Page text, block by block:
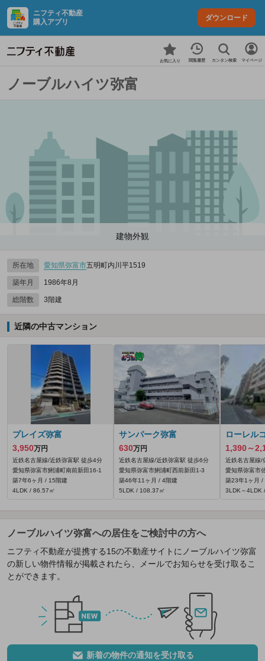
ニフティ不動産
購入アプリ
ダウンロード
お気に入り 閲覧履歴 カンタン検索 マイページ
ノーブルハイツ弥富
建物外観
所在地 愛知県弥富市五明町内川平1519
築年月 1986年8月
総階数 3階建
近隣の中古マンション
プレイズ弥富
3,950万円
近鉄名古屋線/近鉄弥富駅 徒歩4分
愛知県弥富市鯏浦町南前新田16‐1
築7年6ヶ月 / 15階建
4LDK / 86.57㎡
サンパーク弥富
630万円
近鉄名古屋線/近鉄弥富駅 徒歩6分
愛知県弥富市鯏浦町西前新田1‐3
築46年11ヶ月 / 4階建
5LDK / 108.37㎡
ローレル
1,390～
近鉄名古屋線/
愛知県弥富市
築23年1ヶ月 /
3LDK～4LDK
ノーブルハイツ弥富への居住をご検討中の方へ
ニフティ不動産が提携する15の不動産サイトにノーブルハイツ弥富
の新しい物件情報が掲載されたら、メールでお知らせを受け取るこ
とができます。
新着の物件の通知を受け取る